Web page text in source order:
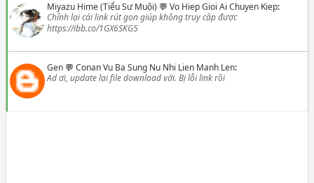
Miyazu Hime (Tiểu Sư Muội) 💬 Vo Hiep Gioi Ai Chuyen Kiep:
Chỉnh lại cái link rút gọn giúp không truy cập được
https://ibb.co/1GX6SKG5
Gen💬 Conan Vu Ba Sung Nu Nhi Lien Manh Len:
Ad ơi, update lại file download với. Bị lỗi link rồi